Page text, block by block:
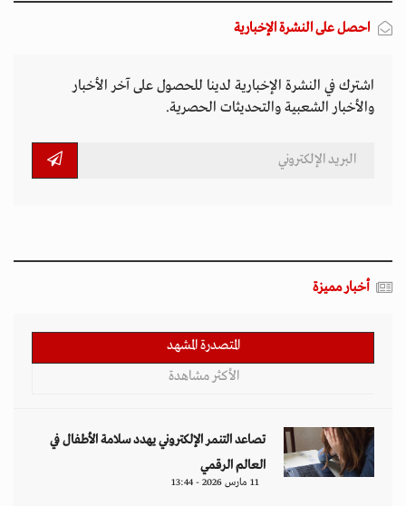
احصل على النشرة الإخبارية
اشترك في النشرة الإخبارية لدينا للحصول على آخر الأخبار
والأخبار الشعبية والتحديثات الحصرية.
أخبار مميزة
المتصدرة المشهد
الأكثر مشاهدة
تصاعد التنمر الإلكتروني يهدد سلامة الأطفال في
العالم الرقمي
11 مارس 2026 - 13:44